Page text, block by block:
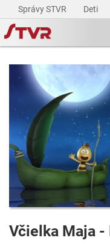
Správy STVR Deti
Včielka Maja